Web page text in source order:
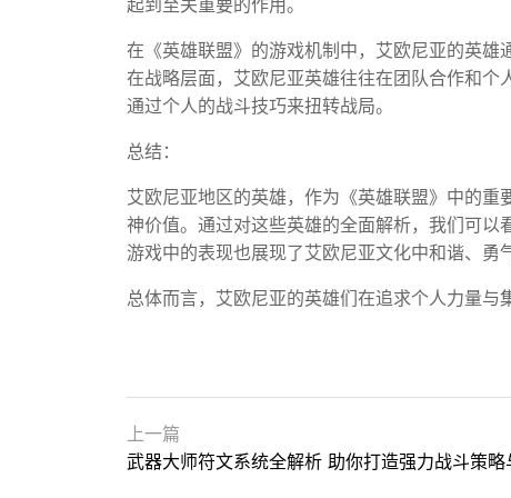
起到至关重要的作用。
在《英雄联盟》的游戏机制中，艾欧尼亚的英雄
在战略层面，艾欧尼亚英雄往往在团队合作和个
通过个人的战斗技巧来扭转战局。
总结：
艾欧尼亚地区的英雄，作为《英雄联盟》中的
神价值。通过对这些英雄的全面解析，我们可
游戏中的表现也展现了艾欧尼亚文化中和谐、勇
总体而言，艾欧尼亚的英雄们在追求个人力量
上一篇
武器大师符文系统全解析 助你打造强力战斗策略